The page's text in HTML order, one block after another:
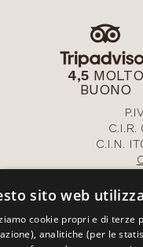
4,5 MOLTO
BUONO
C.I.N.
sito web
cookie propri e di terze
analitiche (per le